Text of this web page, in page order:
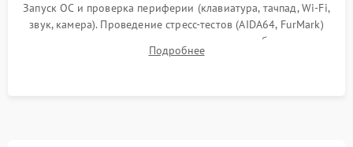
Запуск ОС и проверка периферии (клавиатура, тачпад, Wi-Fi,
звук, камера). Проведение стресс-тестов (AIDA64, FurMark)
для контроля температурного режима и стабильности
системы под пиковой нагрузкой.
Подробнее